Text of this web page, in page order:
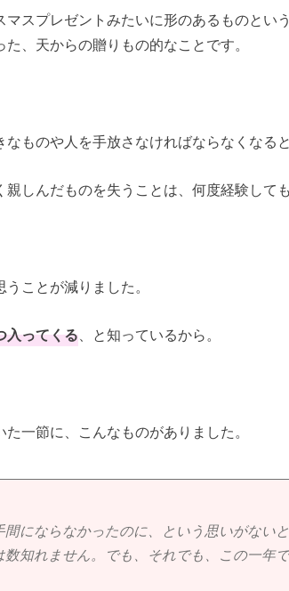
スプレゼントみたいに形のあるものとい
、天からの贈りもの的なことです。
ものや人を手放さなければならなくなると
しんだものを失うことは、何度経験して
ことが減りました。
入ってくる 、と知っているから。
一節に、こんなものがありました。
にならなかったのに、という思いがない
数知れません。でも、それでも、この一年